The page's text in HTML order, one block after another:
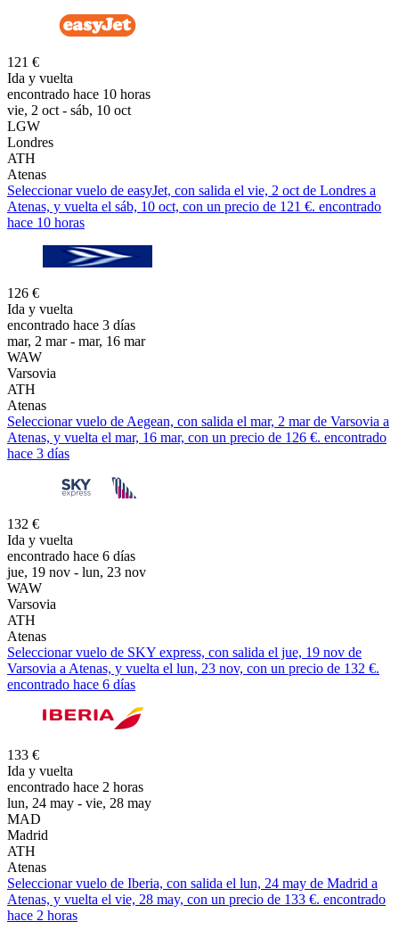
121 €
Ida y vuelta
encontrado hace 10 horas
vie, 2 oct - sáb, 10 oct
LGW
Londres
ATH
Atenas
Seleccionar vuelo de easyJet, con salida el vie, 2 oct de Londres a
Atenas, y vuelta el sáb, 10 oct, con un precio de 121 €. encontrado
hace 10 horas
126 €
Ida y vuelta
encontrado hace 3 días
mar, 2 mar - mar, 16 mar
WAW
Varsovia
ATH
Atenas
Seleccionar vuelo de Aegean, con salida el mar, 2 mar de Varsovia a
Atenas, y vuelta el mar, 16 mar, con un precio de 126 €. encontrado
hace 3 días
132 €
Ida y vuelta
encontrado hace 6 días
jue, 19 nov - lun, 23 nov
WAW
Varsovia
ATH
Atenas
Seleccionar vuelo de SKY express, con salida el jue, 19 nov de
Varsovia a Atenas, y vuelta el lun, 23 nov, con un precio de 132 €.
encontrado hace 6 días
133 €
Ida y vuelta
encontrado hace 2 horas
lun, 24 may - vie, 28 may
MAD
Madrid
ATH
Atenas
Seleccionar vuelo de Iberia, con salida el lun, 24 may de Madrid a
Atenas, y vuelta el vie, 28 may, con un precio de 133 €. encontrado
hace 2 horas